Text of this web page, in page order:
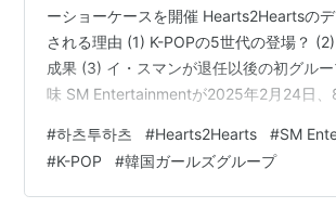
ーショーケースを開催 Hearts2Heartsの
される理由 (1) K-POPの5世代の登場？
成果 (3) イ・スマンが退任以後の初グル
味 SM Entertainmentが2025年2月24日、
た。SMが新ガールズグループをデビュー
在K-POPガールズグループの中でトップと
aespa以来の5年ぶりです。 平均年齢
#하츠투하츠 #Hearts2Hearts #SM
#K-POP #韓国ガールズグループ